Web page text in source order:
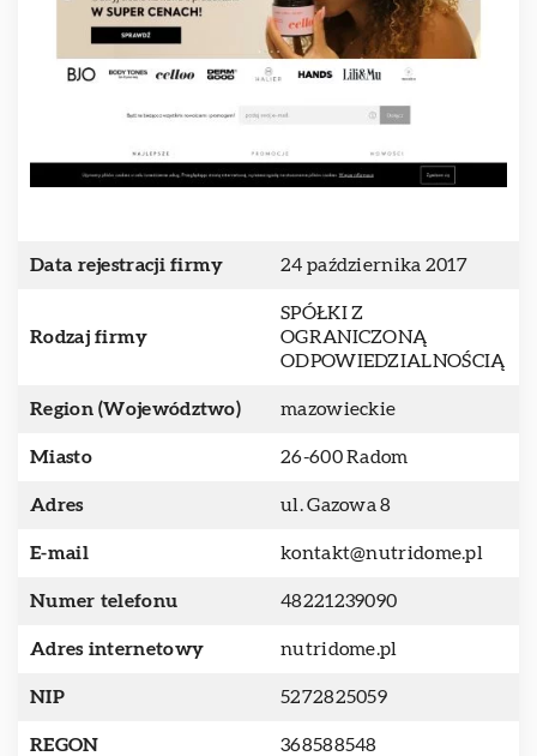
Data rejestracji firmy 24 października 2017
Rodzaj firmy
SPÓŁKI Z
OGRANICZONĄ
ODPOWIEDZIALNOŚCIĄ
Region (Województwo) mazowieckie
Miasto 26-600 Radom
Adres ul. Gazowa 8
E-mail kontakt@nutridome.pl
Numer telefonu 48221239090
Adres internetowy nutridome.pl
NIP 5272825059
REGON 368588548